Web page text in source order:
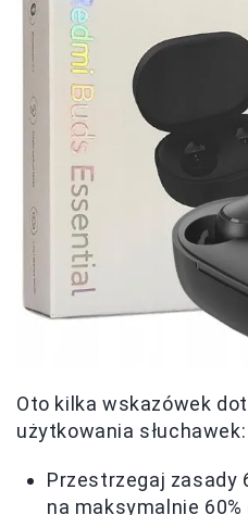
Oto kilka wskazówek
użytkowania słuchawek:
Przestrzegaj zasady
na maksymalnie